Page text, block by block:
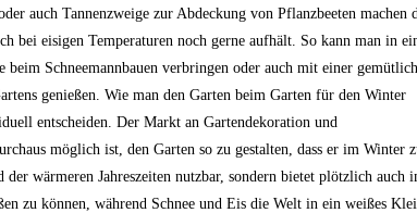
auch Tannenzweige zur Abdeckung von Pflanzbeeten machen
bei eisigen Temperaturen noch gerne aufhält. So kann man in
Schneemannbauen verbringen oder auch mit einer
genießen. Wie man den Garten beim Garten für den Winter
entscheiden. Der Markt an Gartendekoration und
möglich ist, den Garten so zu gestalten, dass er im Winter
wärmeren Jahreszeiten nutzbar, sondern bietet plötzlich auch
zu können, während Schnee und Eis die Welt in ein weißes